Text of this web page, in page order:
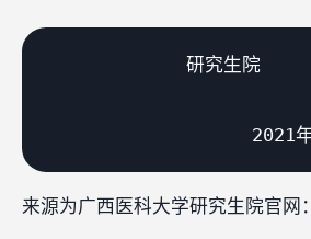
             研究生院
来源为广西医科大学研究生院官网：